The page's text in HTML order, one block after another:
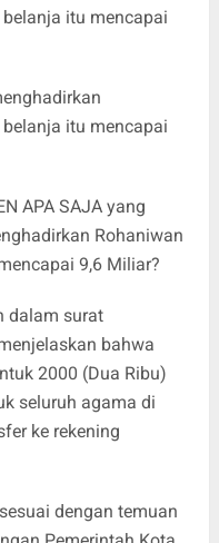
itu mencapai
itu mencapai
APA SAJA yang
Rohaniwan
9,6 Miliar?
dalam surat
bahwa
2000 (Dua Ribu)
seluruh agama di
ke rekening
dengan temuan